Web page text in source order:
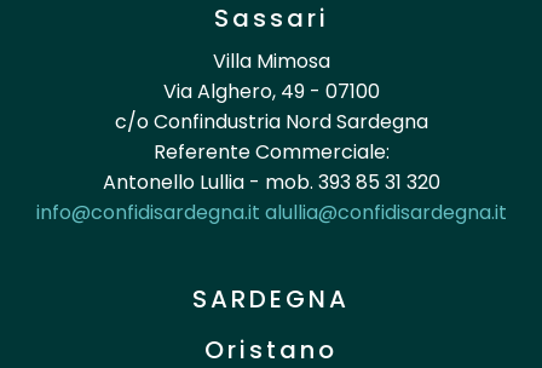
Sassari
Villa Mimosa
Via Alghero, 49 - 07100
c/o Confindustria Nord Sardegna
Referente Commerciale:
Antonello Lullia - mob. 393 85 31 320
info@confidisardegna.it alullia@confidisardegna.it
SARDEGNA
Oristano